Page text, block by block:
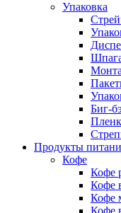
Упаковка
Биг-
Продукты
Кофе
Кофе
Кофе
Кофе
Кофе